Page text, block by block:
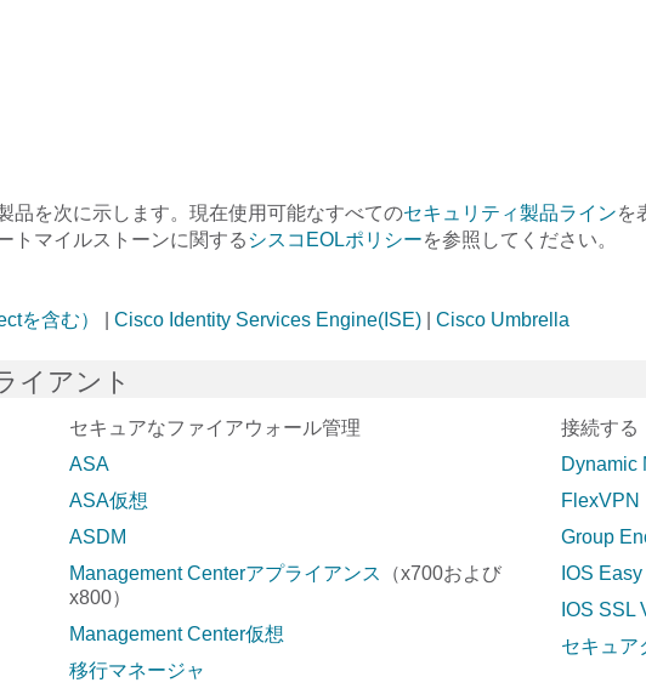
品を次に示します。現在使用可能なすべてのセキュリティ製品ラインを
トマイルストーンに関する シスコEOLポリシーを参照してください。
を含む） Cisco Identity Services Engine(ISE) Cisco Umbrella
イアント
セキュアなファイアウォール管理
ASA
ASA仮想
ASDM
Management Centerアプライアンス
（x700および
x800）
Management Center仮想
移行マネージャ
接続する
Dynamic
FlexVPN
Group
IOS
IOS SSL
セキュア